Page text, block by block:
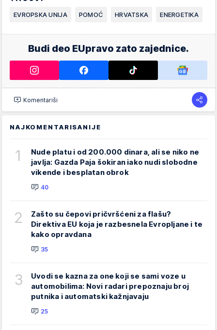
EVROPSKA UNIJA POMOĆ HRVATSKA ENERGETIKA
Budi deo EUpravo zato zajednice.
Komentariši
NAJKOMENTARISANIJE
1
Nude platu i od 200.000 dinara, ali se niko ne
javlja: Gazda Paja šokiran iako nudi slobodne
vikende i besplatan obrok
40
2
Zašto su čepovi pričvršćeni za flašu?
Direktiva EU koja je razbesnela Evropljane i te
kako opravdana
35
3
Uvodi se kazna za one koji se sami voze u
automobilima: Novi radari prepoznaju broj
putnika i automatski kažnjavaju
25